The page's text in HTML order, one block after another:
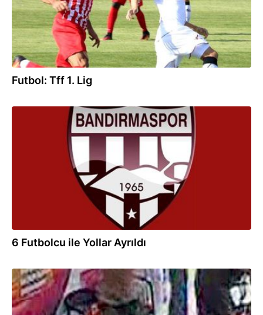
Futbol: Tff 1. Lig
6 Futbolcu ile Yollar Ayrıldı
30.08.2014